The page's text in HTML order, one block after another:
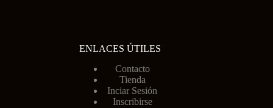
ENLACES ÚTILES
Contacto
Tienda
Inciar Sesión
Inscribirse